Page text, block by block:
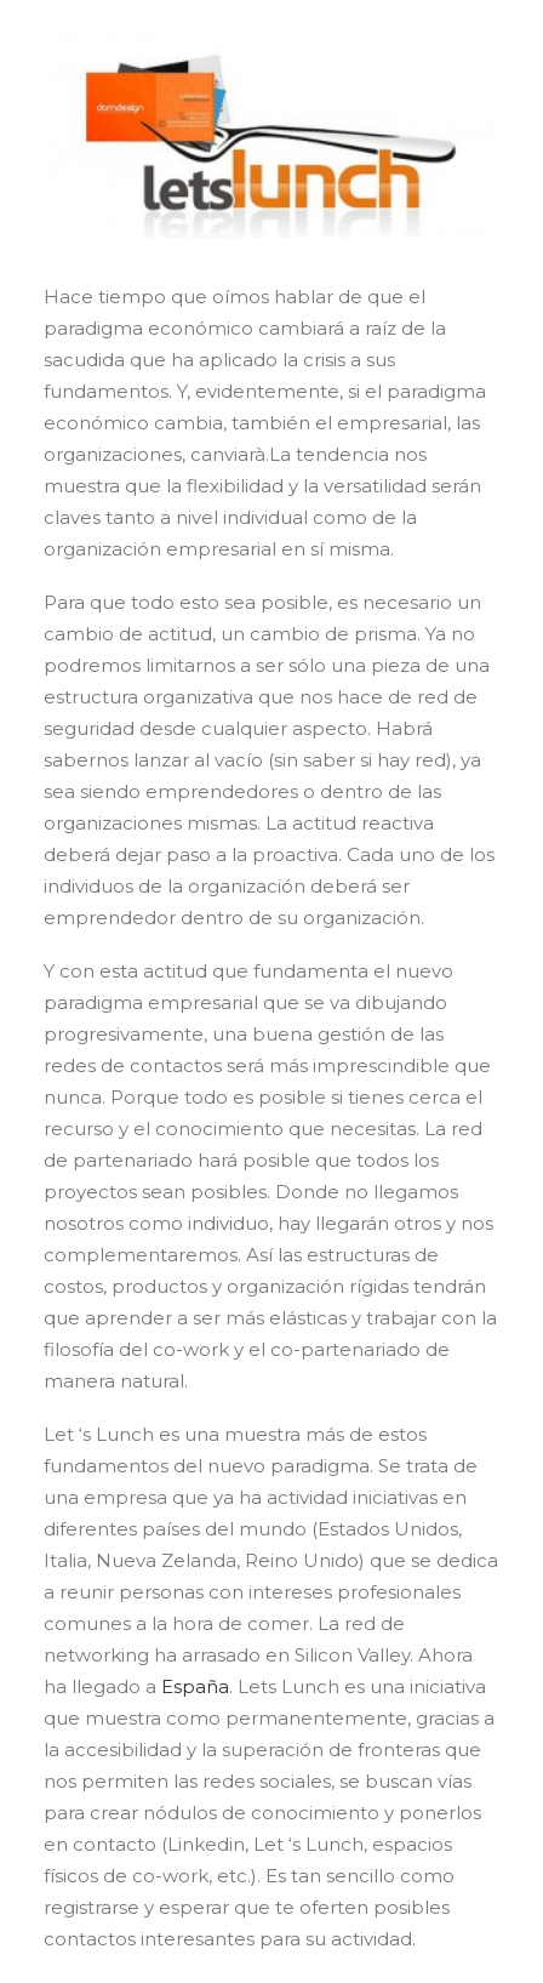
Hace tiempo que oímos hablar de que el
paradigma económico cambiará a raíz de la
sacudida que ha aplicado la crisis a sus
fundamentos. Y, evidentemente, si el paradigma
económico cambia, también el empresarial, las
organizaciones, canviarà.La tendencia nos
muestra que la flexibilidad y la versatilidad serán
claves tanto a nivel individual como de la
organización empresarial en sí misma.
Para que todo esto sea posible, es necesario un
cambio de actitud, un cambio de prisma. Ya no
podremos limitarnos a ser sólo una pieza de una
estructura organizativa que nos hace de red de
seguridad desde cualquier aspecto. Habrá
sabernos lanzar al vacío (sin saber si hay red), ya
sea siendo emprendedores o dentro de las
organizaciones mismas. La actitud reactiva
deberá dejar paso a la proactiva. Cada uno de los
individuos de la organización deberá ser
emprendedor dentro de su organización.
Y con esta actitud que fundamenta el nuevo
paradigma empresarial que se va dibujando
progresivamente, una buena gestión de las
redes de contactos será más imprescindible que
nunca. Porque todo es posible si tienes cerca el
recurso y el conocimiento que necesitas. La red
de partenariado hará posible que todos los
proyectos sean posibles. Donde no llegamos
nosotros como individuo, hay llegarán otros y nos
complementaremos. Así las estructuras de
costos, productos y organización rígidas tendrán
que aprender a ser más elásticas y trabajar con la
filosofía del co-work y el co-partenariado de
manera natural.
Let ‘s Lunch es una muestra más de estos
fundamentos del nuevo paradigma. Se trata de
una empresa que ya ha actividad iniciativas en
diferentes países del mundo (Estados Unidos,
Italia, Nueva Zelanda, Reino Unido) que se dedica
a reunir personas con intereses profesionales
comunes a la hora de comer. La red de
networking ha arrasado en Silicon Valley. Ahora
ha llegado a España. Lets Lunch es una iniciativa
que muestra como permanentemente, gracias a
la accesibilidad y la superación de fronteras que
nos permiten las redes sociales, se buscan vías
para crear nódulos de conocimiento y ponerlos
en contacto (Linkedin, Let ‘s Lunch, espacios
físicos de co-work, etc.). Es tan sencillo como
registrarse y esperar que te oferten posibles
contactos interesantes para su actividad.